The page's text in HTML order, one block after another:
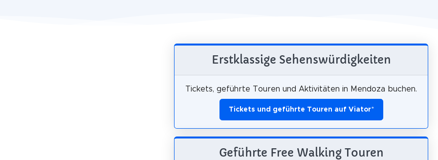
Erstklassige Sehenswürdigkeiten
Tickets, geführte Touren und Aktivitäten in Mendoza buchen.
Tickets und geführte Touren auf Viator*
Geführte Free Walking Touren